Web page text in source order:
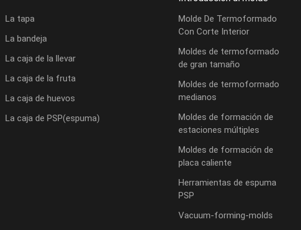
La tapa
La bandeja
La caja de la llevar
La caja de la fruta
La caja de huevos
La caja de PSP(espuma)
Molde De Termoformado
Con Corte Interior
Moldes de termoformado
de gran tamaño
Moldes de termoformado
medianos
Moldes de formación de
estaciones múltiples
Moldes de formación de
placa caliente
Herramientas de espuma
PSP
Vacuum-forming-molds